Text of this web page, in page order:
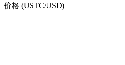
价格 (USTC/USD)